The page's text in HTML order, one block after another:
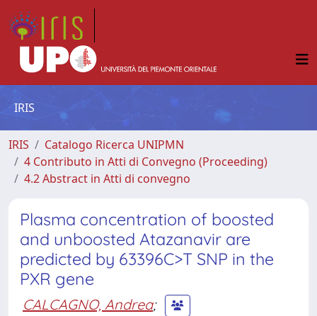
IRIS
IRIS
Catalogo Ricerca UNIPMN
4 Contributo in Atti di Convegno (Proceeding)
4.2 Abstract in Atti di convegno
Plasma concentration of boosted
and unboosted Atazanavir are
predicted by 63396C>T SNP in the
PXR gene
CALCAGNO, Andrea;